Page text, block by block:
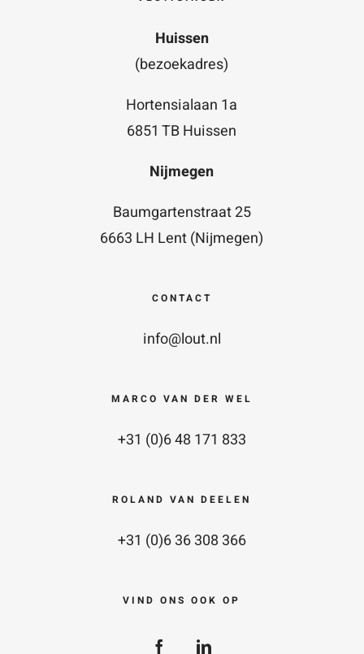
Huissen
(bezoekadres)
Hortensialaan 1a
6851 TB Huissen
Nijmegen
Baumgartenstraat 25
6663 LH Lent (Nijmegen)
CONTACT
info@lout.nl
MARCO VAN DER WEL
+31 (0)6 48 171 833
ROLAND VAN DEELEN
+31 (0)6 36 308 366
VIND ONS OOK OP